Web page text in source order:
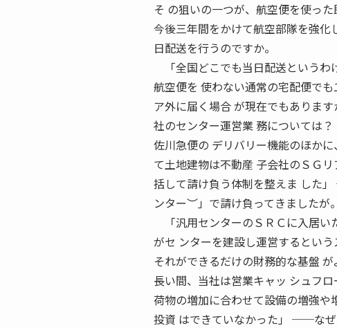
そ の狙いの一つが、航空便を使った
今後三年間をかけて航空部隊を強
日配送を行うのですか。
「全国どこでも当日配送というわ
航空便を 使わない通常の宅配便で
ア外に届く場合 が現在でもありま
社のセンター運営業 務については
佐川急便の デリバリー機能のほか
て土地建物は不動産 子会社のＳＧ
括して請け負う体制を整えま した
ンター︶」で請け負ってきましたが。
「汎用センターのＳＲＣに入居い
がセ ンターを建設し運営するという
それができるだけの財務的な基盤 が
長い間、当社は営業キャッ シュフ
荷物の増加に合わせて設備の増強
投資 はできていなかった」 ──なぜ